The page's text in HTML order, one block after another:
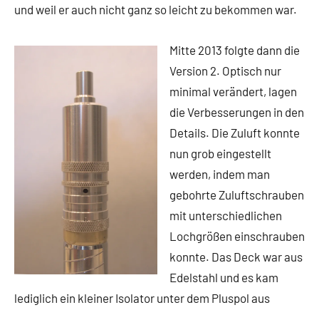
und weil er auch nicht ganz so leicht zu bekommen war.
Mitte 2013 folgte dann die
Version 2. Optisch nur
minimal verändert, lagen
die Verbesserungen in den
Details. Die Zuluft konnte
nun grob eingestellt
werden, indem man
gebohrte Zuluftschrauben
mit unterschiedlichen
Lochgrößen einschrauben
konnte. Das Deck war aus
Edelstahl und es kam
lediglich ein kleiner Isolator unter dem Pluspol aus